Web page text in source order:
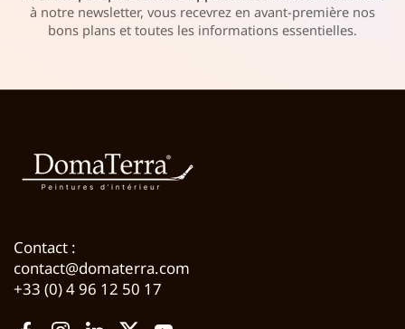
à notre newsletter, vous recevrez en avant-première nos
bons plans et toutes les informations essentielles.
Contact :
contact@domaterra.com
+33 (0) 4 96 12 50 17